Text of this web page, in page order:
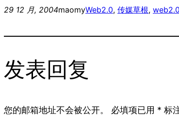
29 12 月, 2004maomyWeb2.0, 传媒草根, web2.0
发表回复
您的邮箱地址不会被公开。 必填项已用 * 标